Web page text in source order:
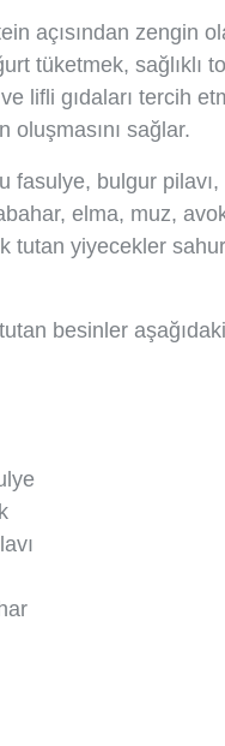
açısından zengin
tüketmek, sağlıklı
lifli gıdaları tercih
oluşmasını sağlar.
fasulye, bulgur
elma, muz,
tutan yiyecekler
besinler